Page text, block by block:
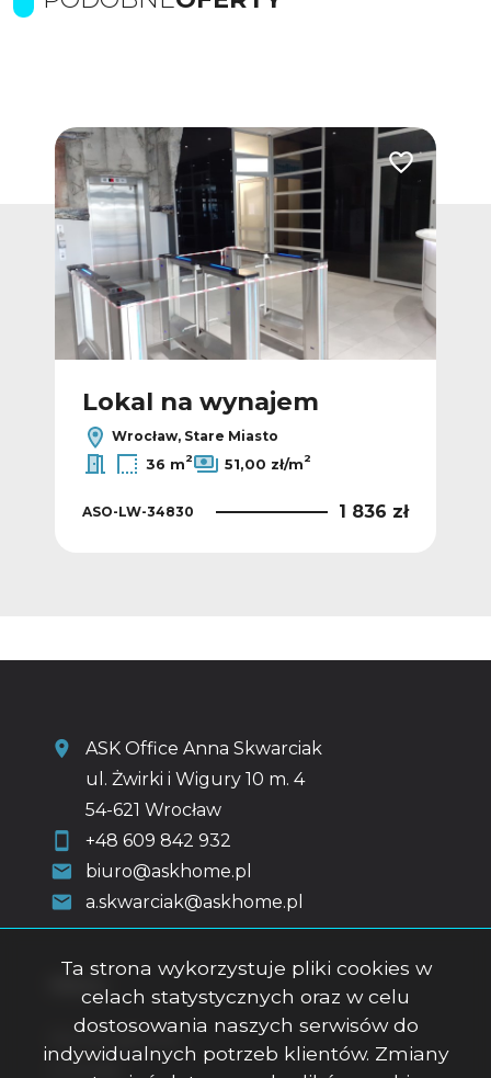
Dodaj do ulubionych Dodaj do
Lokal na wynajem
Wrocław, Stare Miasto
36 m2 51,00 zł/m2
ASO-LW-34830 1 836 zł
ASK Office Anna Skwarciak
ul. Żwirki i Wigury 10 m. 4
54-621 Wrocław
+48 609 842 932
biuro@askhome.pl
a.skwarciak@askhome.pl
Strona główna
O firmie
Ta strona wykorzystuje pliki cookies w
celach statystycznych oraz w celu
dostosowania naszych serwisów do
indywidualnych potrzeb klientów. Zmiany